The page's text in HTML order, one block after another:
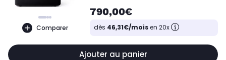
Comparer
790,00€
dès 46,31€/moisen 20x
Ajouter au panier